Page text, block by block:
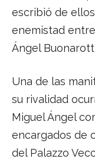
escribió de
enemistad
Ángel
Una de las
su rivalidad
Miguel Ángel
encargados de
del Palazzo